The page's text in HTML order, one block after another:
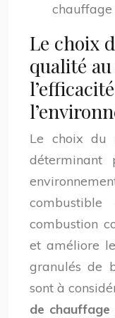
chauffage
Le choix
qualité
Le choix du
déterminant
combustion
et améliore
granulés de
sont à
de chauffage